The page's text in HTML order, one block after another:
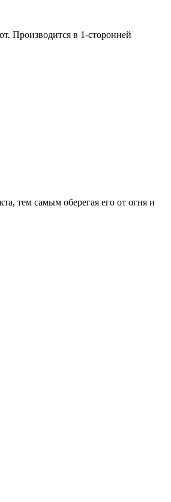
Производится в 1-сторонней
тем самым оберегая его от огня и